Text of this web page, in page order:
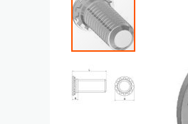
до
кінця
галереї
зображень